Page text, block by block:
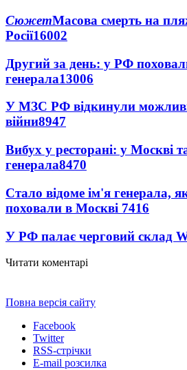
СюжетМасова смерть на
Росії16002
Другий за день: у РФ
генерала13006
У МЗС РФ відкинули
війни8947
Вибух у ресторані: у Москві
генерала8470
Стало відоме ім'я генерала,
поховали в Москві 7416
У РФ палає черговий склад
Читати коментарі
Повна версія сайту
Facebook
Twitter
RSS-стрічки
E-mail розсилка